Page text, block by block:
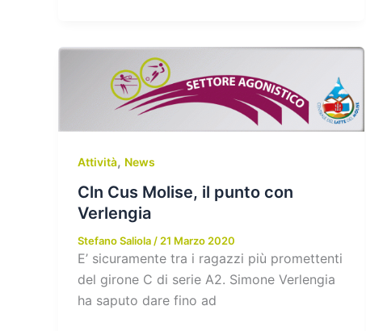
Attività, News
Cln Cus Molise, il punto con
Verlengia
Stefano Saliola/21 Marzo 2020
E’ sicuramente tra i ragazzi più promettenti
del girone C di serie A2. Simone Verlengia
ha saputo dare fino ad